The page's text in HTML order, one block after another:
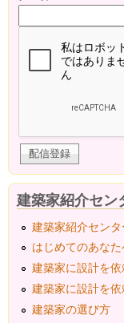
建築家紹介セン
建築家紹介セン
はじめてのあな
建築家に設計を
建築家に設計を
建築家の選び方